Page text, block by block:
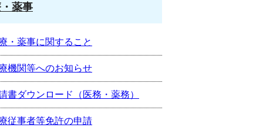
薬事
・薬事に関すること
機関等へのお知らせ
書ダウンロード（医務・薬務）
従事者等免許の申請